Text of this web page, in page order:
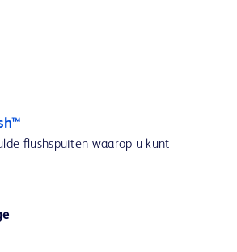
flushspuiten waarop u kunt